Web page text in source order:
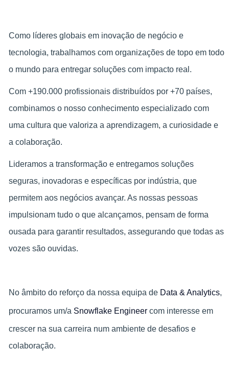
Como líderes globais em inovação de negócio e
tecnologia, trabalhamos com organizações de topo em todo
o mundo para entregar soluções com impacto real.
Com +190.000 profissionais distribuídos por +70 países,
combinamos o nosso conhecimento especializado com
uma cultura que valoriza a aprendizagem, a curiosidade e
a colaboração.
Lideramos a transformação e entregamos soluções
seguras, inovadoras e específicas por indústria, que
permitem aos negócios avançar. As nossas pessoas
impulsionam tudo o que alcançamos, pensam de forma
ousada para garantir resultados, assegurando que todas as
vozes são ouvidas.
No âmbito do reforço da nossa equipa de Data & Analytics,
procuramos um/a Snowflake Engineer com interesse em
crescer na sua carreira num ambiente de desafios e
colaboração.